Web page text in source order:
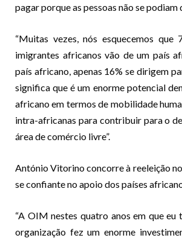
pagar porque as pessoas não se podiam
“Muitas vezes, nós esquecemos
imigrantes africanos vão de um país
país africano, apenas 16% se dirigem
significa que é um enorme potencial
africano em termos de mobilidade
intra-afri­canas para contribuir para o
área de comér­cio livre”.
António Vitorino concorre à reeleição
se confiante no apoio dos países
“A OIM nestes quatro anos em que eu
organização fez um enorme